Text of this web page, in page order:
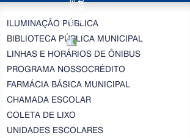
ILUMINAÇÃO PÚBLICA
BIBLIOTECA PÚBLICA MUNICIPAL
LINHAS E HORÁRIOS DE ÔNIBUS
PROGRAMA NOSSOCRÉDITO
FARMÁCIA BÁSICA MUNICIPAL
CHAMADA ESCOLAR
COLETA DE LIXO
UNIDADES ESCOLARES